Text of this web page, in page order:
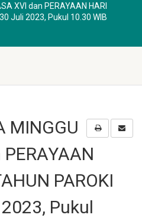
XVI dan PERAYAAN HARI
Juli 2023, Pukul 10.30 WIB
MINGGU
PAROKI
Pukul